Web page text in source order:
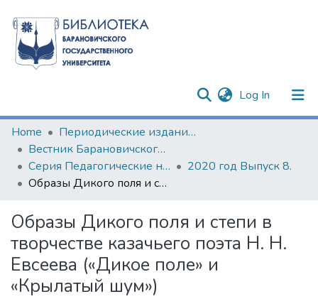
Log In (current)
Communities & Collections
All of DSpace
Statistics
Home
Периодические издания БарГУ
Вестник Барановичского государственного университета
Серия Педагогические науки. Психологические науки. Филологические науки (литературоведение)
2020 год Выпуск 8.
Образы Дикого поля и степи в творчестве казачьего поэта Н. Н. Евсеева («Дикое поле» и «Крылатый шум»)
Образы Дикого поля и степи в
творчестве казачьего поэта Н. Н.
Евсеева («Дикое поле» и
«Крылатый шум»)